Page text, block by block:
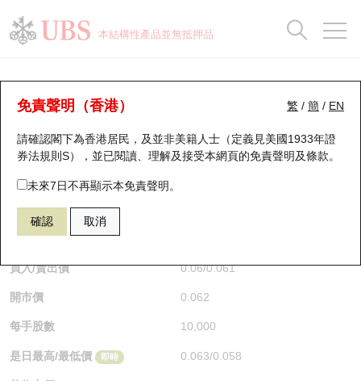
本結構性產品並無抵押品
繁 / 簡 / EN
免責聲明（香港）
請確認閣下為香港居民，及並非美籍人士（定義見美國1933年證
券法規則S），並已閱讀、理解及接受本網頁的免責聲明及條款。
未來7日不再顯示本免責聲明。
確認 取消
認股證分析儀
表現 街貨統計 比較
29136 瑞銀認購 0700 騰訊控股
$0.06 0.006 (-9.09%)
買入/賣出價 0.06/0.061
開市價 0.062
每手股數 10,000
是日最高/最低價 即時 0.063/0.058
瑞銀認股證一覽
新發行瑞銀認股證
即將到期認股證
認股證到期結算價查詢
認股證分析儀
認股證速算機
街貨統計
比較
牛熊全景快搜
牛熊證搜尋
牛熊證街貨分佈圖
正股牛熊證列表
新發行瑞銀牛熊證
已收回牛熊證剩餘價值
街貨統計
比較
十大升幅/跌幅
十大認股證成交分佈
十天股證佔大市成交
資金流
街貨統計
三十大平均引伸波幅
正股分析儀
二十大活躍股份
恒指成份股
國指成份股
科指成份股
相關資產沽空
持股比重
顯示所有持股比重
每月輪證大市專題
輪證專欄
講座及教育短片
認股證投資者教育
牛熊證投資者教育
認股證牛熊證常問問題